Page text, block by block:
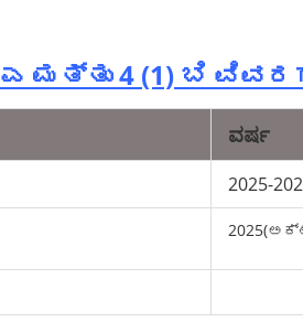
ಮತ್ತು 4 (1) ಬಿ
ವರ್ಷ
2025-